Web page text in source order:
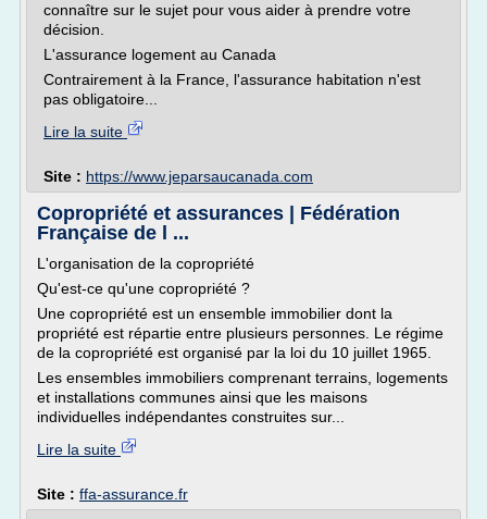
connaître sur le sujet pour vous aider à prendre votre
décision.
L'assurance logement au Canada
Contrairement à la France, l'assurance habitation n'est
pas obligatoire...
Lire la suite
Site : https://www.jeparsaucanada.com
Copropriété et assurances | Fédération
Française de l ...
L'organisation de la copropriété
Qu'est-ce qu'une copropriété ?
Une copropriété est un ensemble immobilier dont la
propriété est répartie entre plusieurs personnes. Le régime
de la copropriété est organisé par la loi du 10 juillet 1965.
Les ensembles immobiliers comprenant terrains, logements
et installations communes ainsi que les maisons
individuelles indépendantes construites sur...
Lire la suite
Site : ffa-assurance.fr